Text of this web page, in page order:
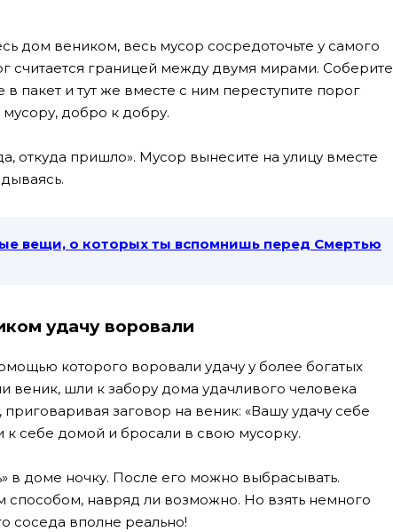
дом веником, весь мусор сосредоточьте у самого
считается границей между двумя мирами. Соберите
пакет и тут же вместе с ним переступите порог
добро к добру.
откуда пришло». Мусор вынесите на улицу вместе
вещи, о которых ты вспомнишь перед Смертью
удачу воровали
которого воровали удачу у более богатых
веник, шли к забору дома удачливого человека
заговор на веник: «Вашу удачу себе
себе домой и бросали в свою мусорку.
в доме ночку. После его можно выбрасывать.
способом, навряд ли возможно. Но взять немного
соседа вполне реально!